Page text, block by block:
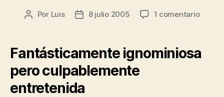
Autor
entrada
Por Luis
Fecha8 julio 2005 1 comentarioen
Fantásticamente ignominiosa
pero culpablemente
entretenida